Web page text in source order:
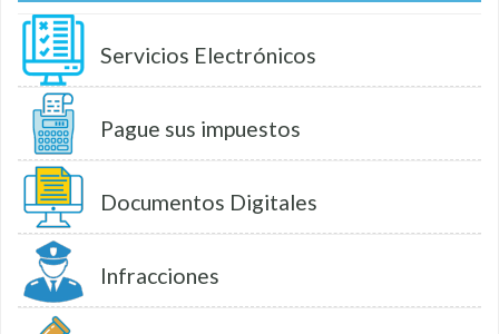
Servicios Electrónicos
Pague sus impuestos
Documentos Digitales
Infracciones